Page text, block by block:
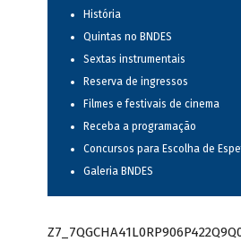
História
Quintas no BNDES
Sextas instrumentais
Reserva de ingressos
Filmes e festivais de cinema
Receba a programação
Concursos para Escolha de
Galeria BNDES